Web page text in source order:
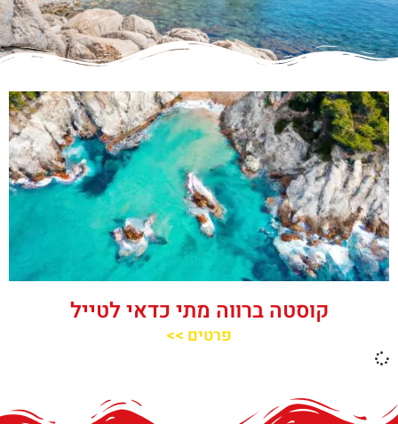
קוסטה ברווה מתי כדאי לטייל
פרטים >>